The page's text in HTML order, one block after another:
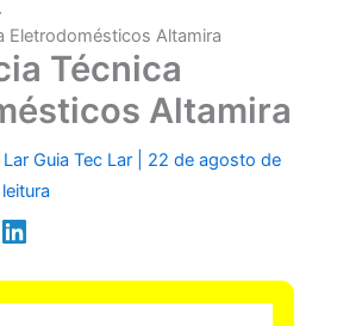
Eletrodomésticos Altamira
Técnica
Altamira
Guia Tec Lar
22 de agosto de